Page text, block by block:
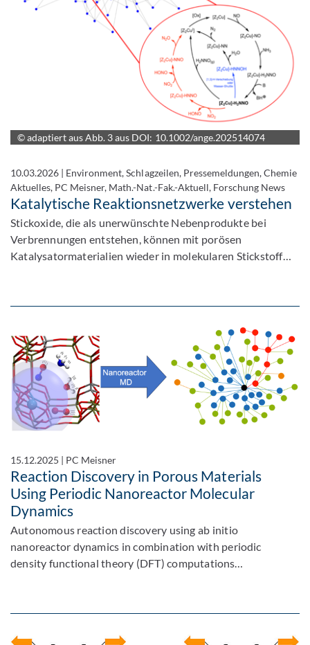
© adaptiert aus Abb. 3 aus DOI: 10.1002/ange.202514074
10.03.2026 | Environment, Schlagzeilen, Pressemeldungen, Chemie
Aktuelles, PC Meisner, Math.-Nat.-Fak.-Aktuell, Forschung News
Katalytische Reaktionsnetzwerke verstehen
Stickoxide, die als unerwünschte Nebenprodukte bei
Verbrennungen entstehen, können mit porösen
Katalysatormaterialien wieder in molekularen Stickstoff…
15.12.2025 | PC Meisner
Reaction Discovery in Porous Materials
Using Periodic Nanoreactor Molecular
Dynamics
Autonomous reaction discovery using ab initio
nanoreactor dynamics in combination with periodic
density functional theory (DFT) computations…